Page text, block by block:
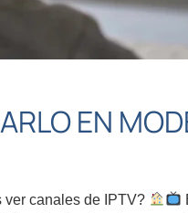
EN
ver canales de IPTV?